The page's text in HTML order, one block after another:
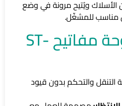
ويُتيح مرونة في وضع
مناسب للمشغّل.
أبرز مميزات لوحة مفاتيح ST-
التنقل والتحكم بدون قيود